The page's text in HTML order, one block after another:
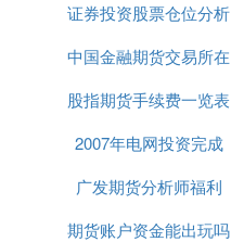
证券投资股票仓位分析
中国金融期货交易所在
上海
股指期货手续费一览表
2019
2007年电网投资完成
广发期货分析师福利
期货账户资金能出玩吗